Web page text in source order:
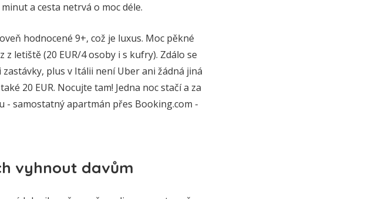
a cesta netrvá o moc déle.
hodnocené 9+, což je luxus. Moc pěkné
letiště (20 EUR/4 osoby i s kufry). Zdálo se
plus v Itálii není Uber ani žádná jiná
20 EUR. Nocujte tam! Jedna noc stačí a za
- samostatný apartmán přes Booking.com -
vyhnout davům